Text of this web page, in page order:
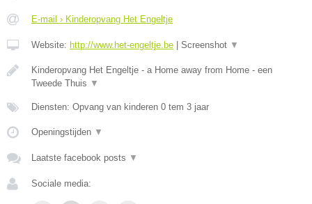
E-mail › Kinderopvang Het Engeltje
Website: http://www.het-engeltje.be Screenshot ▼
Kinderopvang Het Engeltje - a Home away from Home - een
Tweede Thuis ▼
Diensten: Opvang van kinderen 0 tem 3 jaar
Openingstijden ▼
Laatste facebook posts ▼
Sociale media: